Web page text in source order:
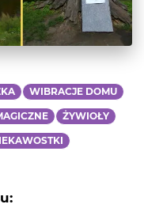
WIBRACJE DOMU
ŻYWIOŁY